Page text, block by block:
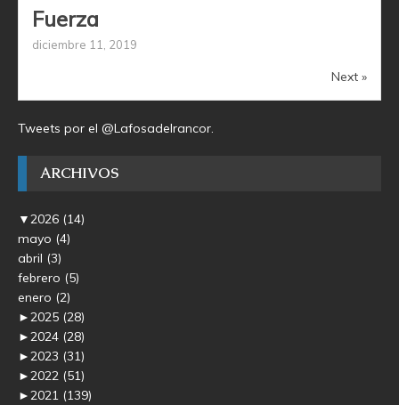
Fuerza
diciembre 11, 2019
Next »
Tweets por el @Lafosadelrancor.
ARCHIVOS
▼2026 (14)
mayo (4)
abril (3)
febrero (5)
enero (2)
►2025 (28)
►2024 (28)
►2023 (31)
►2022 (51)
►2021 (139)